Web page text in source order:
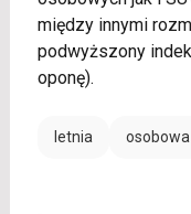
między innymi
podwyższony
oponę).
letnia osobowa